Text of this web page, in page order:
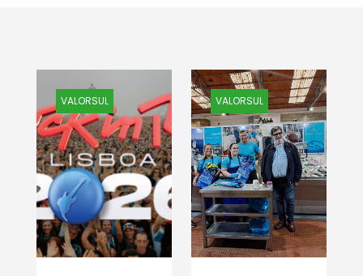
VALORSUL VALORSUL